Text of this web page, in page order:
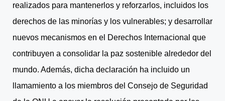
realizados para mantenerlos y reforzarlos, incluidos los
derechos de las minorías y los vulnerables; y desarrollar
nuevos mecanismos en el Derechos Internacional que
contribuyen a consolidar la paz sostenible alrededor del
mundo. Además, dicha declaración ha incluido un
llamamiento a los miembros del Consejo de Seguridad